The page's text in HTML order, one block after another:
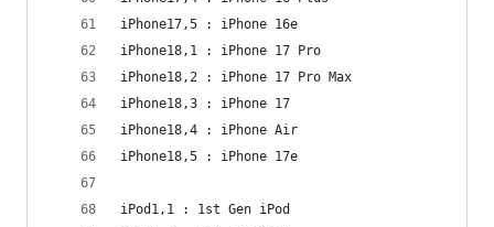
iPhone17,5 : iPhone 16e
iPhone18,1 : iPhone 17 Pro
iPhone18,2 : iPhone 17 Pro Max
iPhone18,3 : iPhone 17
iPhone18,4 : iPhone Air
iPhone18,5 : iPhone 17e
iPod1,1 : 1st Gen iPod